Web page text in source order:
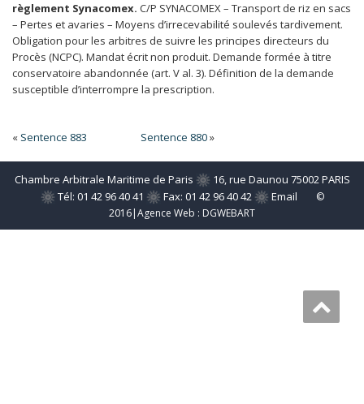
règlement Synacomex. C/P SYNACOMEX – Transport de riz en sacs
– Pertes et avaries – Moyens d’irrecevabilité soulevés tardivement.
Obligation pour les arbitres de suivre les principes directeurs du
Procès (NCPC). Mandat écrit non produit. Demande formée à titre
conservatoire abandonnée (art. V al. 3). Définition de la demande
susceptible d’interrompre la prescription.
« Sentence 883 Sentence 880»
Chambre Arbitrale Maritime de Paris
16, rue Daunou 75002 PARIS
Tél: 01 42 96 40 41
Fax: 01 42 96 40 42 Email
©
2016|Agence Web : DGWEBART